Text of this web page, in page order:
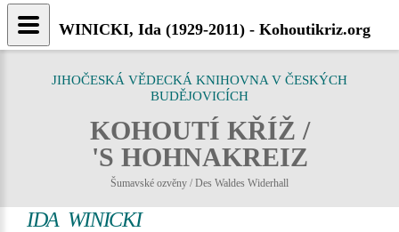
JIHOČESKÁ VĚDECKÁ KNIHOVNA V ČESKÝCH
BUDĚJOVICÍCH
KOHOUTÍ KŘÍŽ /
'S HOHNAKREIZ
Šumavské ozvěny / Des Waldes Widerhall
IDA WINICKI
WINICKI, Ida (1929-2011) - Kohoutikriz.org